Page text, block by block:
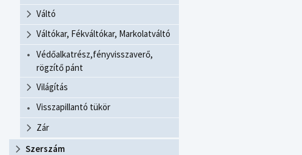
Váltó
Váltókar, Fékváltókar, Markolatváltó
Védőalkatrész,fényvisszaverő,
rögzítő pánt
Világítás
Visszapillantó tükör
Zár
Szerszám